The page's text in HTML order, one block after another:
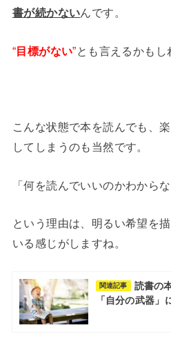
書が続かないんです。
“目標がない”とも言えるかもし
こんな状態で本を読んでも、
してしまうのも当然です。
「何を読んでいいのかわからな
という理由は、明るい希望を
いる感じがしますね。
関連記事
読書の
「自分の武器」